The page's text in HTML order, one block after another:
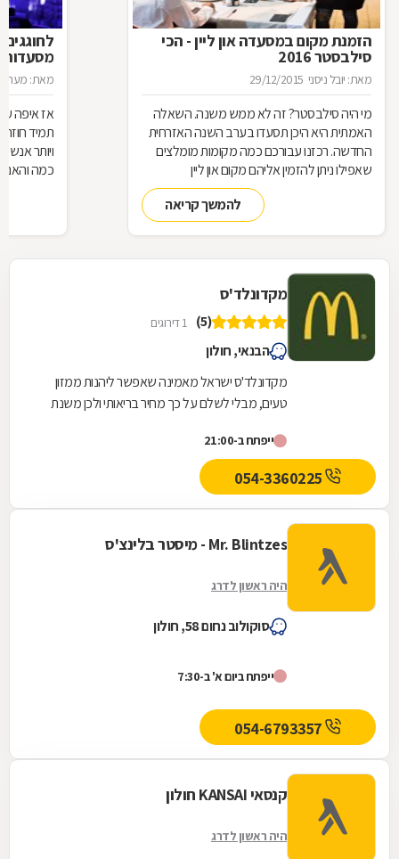
הזמנת מקום במסעדה און ליין - הכי
סילבסטר 2016
מאת: יובל ניסני 29/12/2015
מי היה סילבסטר? זה לא ממש משנה. השאלה
האמתית היא היכן תסעדו בערב השנה האזרחית
החדשה. רכזנו עבורכם כמה מקומות מומלצים
שאפילו ניתן להזמין אליהם מקום און ליין
להמשך קריאה
מסעדות
מאת:
אז איפה
תמיד
ויותר
כמה והאם
מקדונלד'ס
(5) 1 דירוגים
הבנאי, חולון
מקדונלד'ס ישראל מאמינה שאפשר ליהנות ממזון
טעים, מבלי לשלם על כך מחיר בריאותי ולכן משנת
מהפכת הבריאות...
ייפתח ב-21:00
Mr. Blintzes - מיסטר בלינצ'ס
היה ראשון לדרג
סוקולוב נחום 58, חולון
ייפתח ביום א' ב-7:30
קנסאי KANSAI חולון
היה ראשון לדרג